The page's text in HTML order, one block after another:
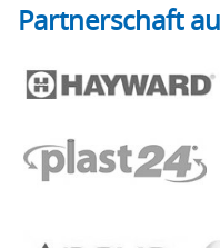
Partnerschaft